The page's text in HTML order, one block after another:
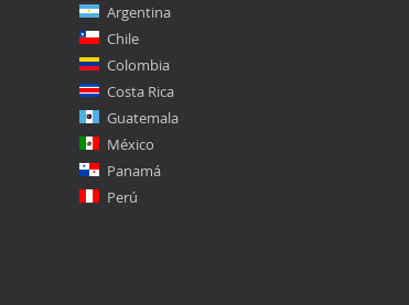
Argentina
Chile
Colombia
Costa Rica
Guatemala
México
Panamá
Perú